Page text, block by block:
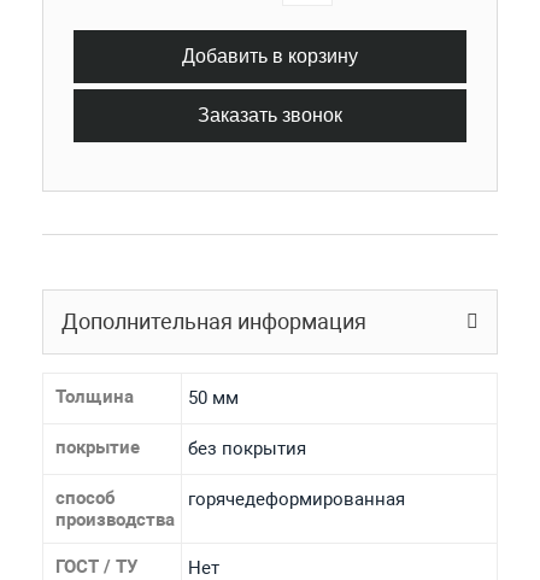
Добавить в корзину
Заказать звонок
Дополнительная информация
Толщина 50 мм
покрытие без покрытия
способ
производства
горячедеформированная
ГОСТ / ТУ Нет